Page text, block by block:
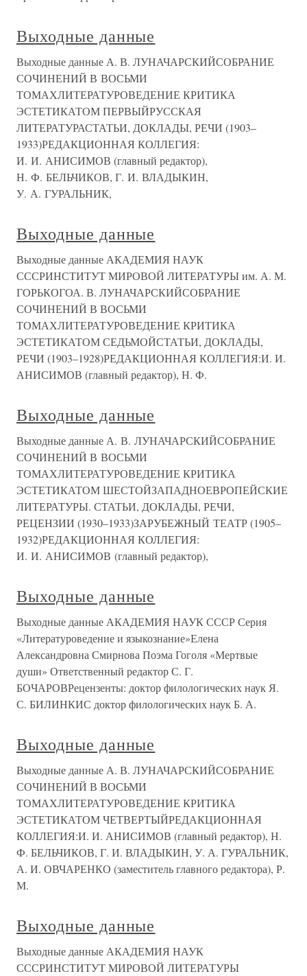
Выходные данные
Выходные данные А. В. ЛУНАЧАРСКИЙСОБРАНИЕ
СОЧИНЕНИЙ В ВОСЬМИ
ТОМАХЛИТЕРАТУРОВЕДЕНИЕ КРИТИКА
ЭСТЕТИКАТОМ ПЕРВЫЙРУССКАЯ
ЛИТЕРАТУРАСТАТЬИ, ДОКЛАДЫ, РЕЧИ (1903–
1933)РЕДАКЦИОННАЯ КОЛЛЕГИЯ:
И. И. АНИСИМОВ (главный редактор),
Н. Ф. БЕЛЬЧИКОВ, Г. И. ВЛАДЫКИН,
У. А. ГУРАЛЬНИК,
Выходные данные
Выходные данные АКАДЕМИЯ НАУК
СССРИНСТИТУТ МИРОВОЙ ЛИТЕРАТУРЫ им. А. М.
ГОРЬКОГОА. В. ЛУНАЧАРСКИЙСОБРАНИЕ
СОЧИНЕНИЙ В ВОСЬМИ
ТОМАХЛИТЕРАТУРОВЕДЕНИЕ КРИТИКА
ЭСТЕТИКАТОМ СЕДЬМОЙСТАТЬИ, ДОКЛАДЫ,
РЕЧИ (1903–1928)РЕДАКЦИОННАЯ КОЛЛЕГИЯ:И. И.
АНИСИМОВ (главный редактор), Н. Ф.
Выходные данные
Выходные данные А. В. ЛУНАЧАРСКИЙСОБРАНИЕ
СОЧИНЕНИЙ В ВОСЬМИ
ТОМАХЛИТЕРАТУРОВЕДЕНИЕ КРИТИКА
ЭСТЕТИКАТОМ ШЕСТОЙЗАПАДНОЕВРОПЕЙСКИЕ
ЛИТЕРАТУРЫ. СТАТЬИ, ДОКЛАДЫ, РЕЧИ,
РЕЦЕНЗИИ (1930–1933)ЗАРУБЕЖНЫЙ ТЕАТР (1905–
1932)РЕДАКЦИОННАЯ КОЛЛЕГИЯ:
И. И. АНИСИМОВ (главный редактор),
Выходные данные
Выходные данные АКАДЕМИЯ НАУК СССР Серия
«Литературоведение и языкознание»Елена
Александровна Смирнова Поэма Гоголя «Мертвые
души» Ответственный редактор С. Г.
БОЧАРОВРецензенты: доктор филологических наук Я.
С. БИЛИНКИС доктор филологических наук Б. А.
Выходные данные
Выходные данные А. В. ЛУНАЧАРСКИЙСОБРАНИЕ
СОЧИНЕНИЙ В ВОСЬМИ
ТОМАХЛИТЕРАТУРОВЕДЕНИЕ КРИТИКА
ЭСТЕТИКАТОМ ЧЕТВЕРТЫЙРЕДАКЦИОННАЯ
КОЛЛЕГИЯ:И. И. АНИСИМОВ (главный редактор), Н.
Ф. БЕЛЬЧИКОВ, Г. И. ВЛАДЫКИН, У. А. ГУРАЛЬНИК,
А. И. ОВЧАРЕНКО (заместитель главного редактора), Р.
М.
Выходные данные
Выходные данные АКАДЕМИЯ НАУК
СССРИНСТИТУТ МИРОВОЙ ЛИТЕРАТУРЫ